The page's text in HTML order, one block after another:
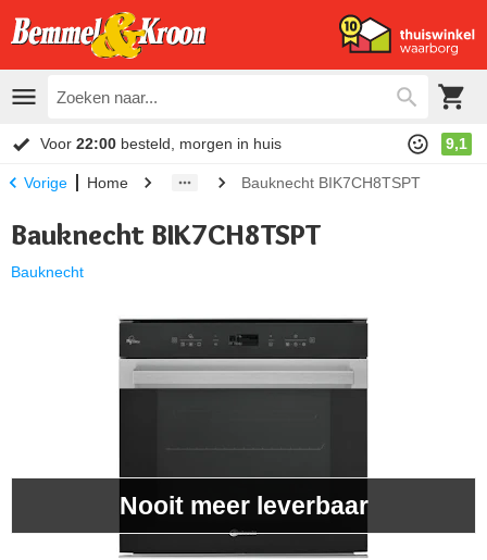
Voor 22:00 besteld, morgen in huis 9,1
Vorige Home Bauknecht BIK7CH8TSPT
Bauknecht BIK7CH8TSPT
Bauknecht
Nooit meer leverbaar